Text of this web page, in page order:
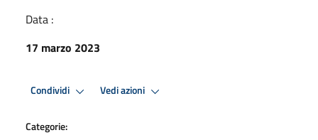
Data :
17 marzo 2023
Condividi Vedi azioni
Categorie: